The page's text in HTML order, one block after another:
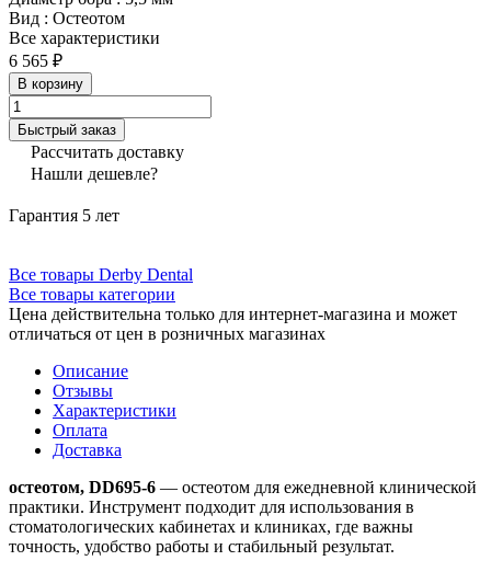
Вид : Остеотом
Все характеристики
6 565 ₽
В корзину
Быстрый заказ
Рассчитать доставку
Нашли дешевле?
Гарантия 5 лет
Все товары Derby Dental
Все товары категории
Цена действительна только для интернет-магазина и может
отличаться от цен в розничных магазинах
Описание
Отзывы
Характеристики
Оплата
Доставка
остеотом, DD695-6 — остеотом для ежедневной клинической
практики. Инструмент подходит для использования в
стоматологических кабинетах и клиниках, где важны
точность, удобство работы и стабильный результат.